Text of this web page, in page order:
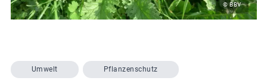
© BBV
Umwelt Pflanzenschutz